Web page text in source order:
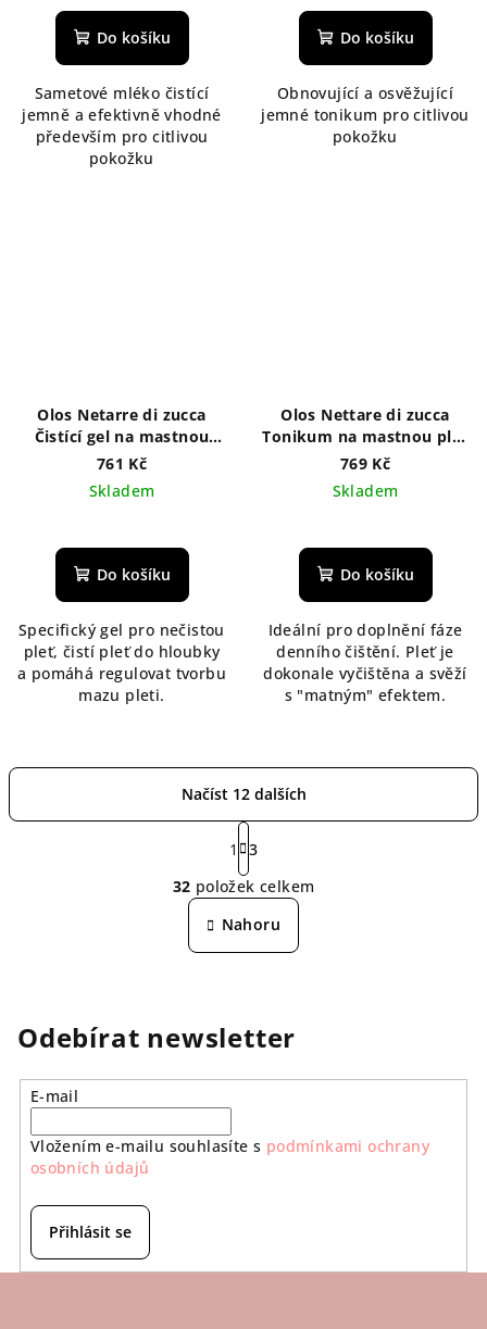
Do košíku
Sametové mléko čistící
jemně a efektivně vhodné
především pro citlivou
pokožku
Do košíku
Obnovující a osvěžující
jemné tonikum pro citlivou
pokožku
Olos Netarre di zucca
Čistící gel na mastnou
pleť 250 ml
761 Kč
Skladem
Do košíku
Specifický gel pro nečistou
pleť, čistí pleť do hloubky
a pomáhá regulovat tvorbu
mazu pleti.
Olos Nettare di zucca
Tonikum na mastnou pleť
250 ml
769 Kč
Skladem
Do košíku
Ideální pro doplnění fáze
denního čištění. Pleť je
dokonale vyčištěna a svěží
s "matným" efektem.
O
v
l
á
í
k
i
Načíst 12 dalších
S
t
r
á
n
k
o
í
1
3
32 položek celkem
Nahoru
Odebírat newsletter
E-mail
Vložením e-mailu souhlasíte s podmínkami ochrany
osobních údajů
Přihlásit se